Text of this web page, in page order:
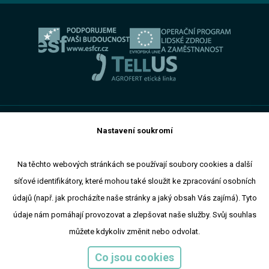
Zimní servisní akce
Cookies
Toto jsou internetové stránky společnosti AGROTEC a. s., se
zapsané v OR vedeném Krajským soudem v Brně, oddíl B,
vložka 138. Společnost AGROTEC a.s. je členem koncernu
AGROFERT řízeného společností AGROFERT, a.s., IČ
26185610, se sídlem na adrese Pyšelská 2327/2, Chodov, 149
Copyright © 2024 AGROTEC a.s
Responzivní webPuxdesign
Nastavení soukromí
Na těchto webových stránkách se používají soubory cookies a další
síťové identifikátory, které mohou také sloužit ke zpracování osobních
údajů (např. jak procházíte naše stránky a jaký obsah Vás zajímá). Tyto
údaje nám pomáhají provozovat a zlepšovat naše služby. Svůj souhlas
můžete kdykoliv změnit nebo odvolat.
Co jsou cookies